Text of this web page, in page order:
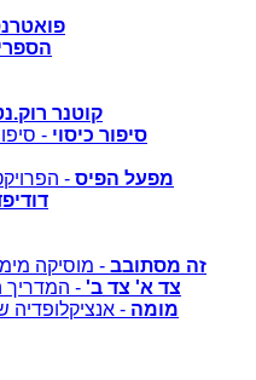
קוטנר
סיפור כיסוי -
מפעל הפיס -
זה מסתובב - מוסיקה
צד א' צד ב' - המדריך
מומה - אנציקלופדיה